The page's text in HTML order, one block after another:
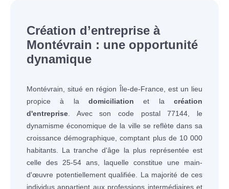
Création d’entreprise à
Montévrain : une opportunité
dynamique
Montévrain, situé en région Île-de-France, est un lieu
propice à la domiciliation et la création
d'entreprise . Avec son code postal 77144, le
dynamisme économique de la ville se reflète dans sa
croissance démographique, comptant plus de 10 000
habitants. La tranche d'âge la plus représentée est
celle des 25-54 ans, laquelle constitue une main-
d'œuvre potentiellement qualifiée. La majorité de ces
individus appartient aux professions intermédiaires et